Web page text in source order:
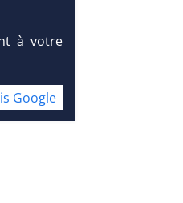
à votre
Google